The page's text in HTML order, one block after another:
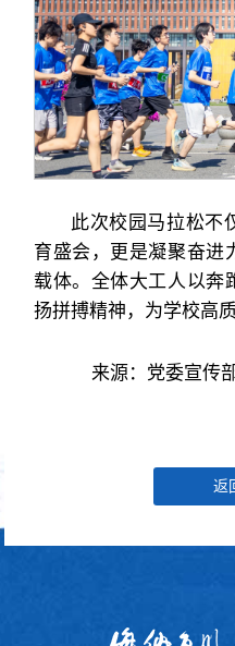
此次校园马拉松不
育盛会，更是凝聚奋进
载体。全体大工人以奔
扬拼搏精神，为学校高
来源：党委宣传
返